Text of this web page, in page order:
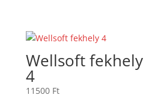
Wellsoft fekhely
4
11500 Ft